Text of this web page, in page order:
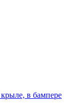
в бампере